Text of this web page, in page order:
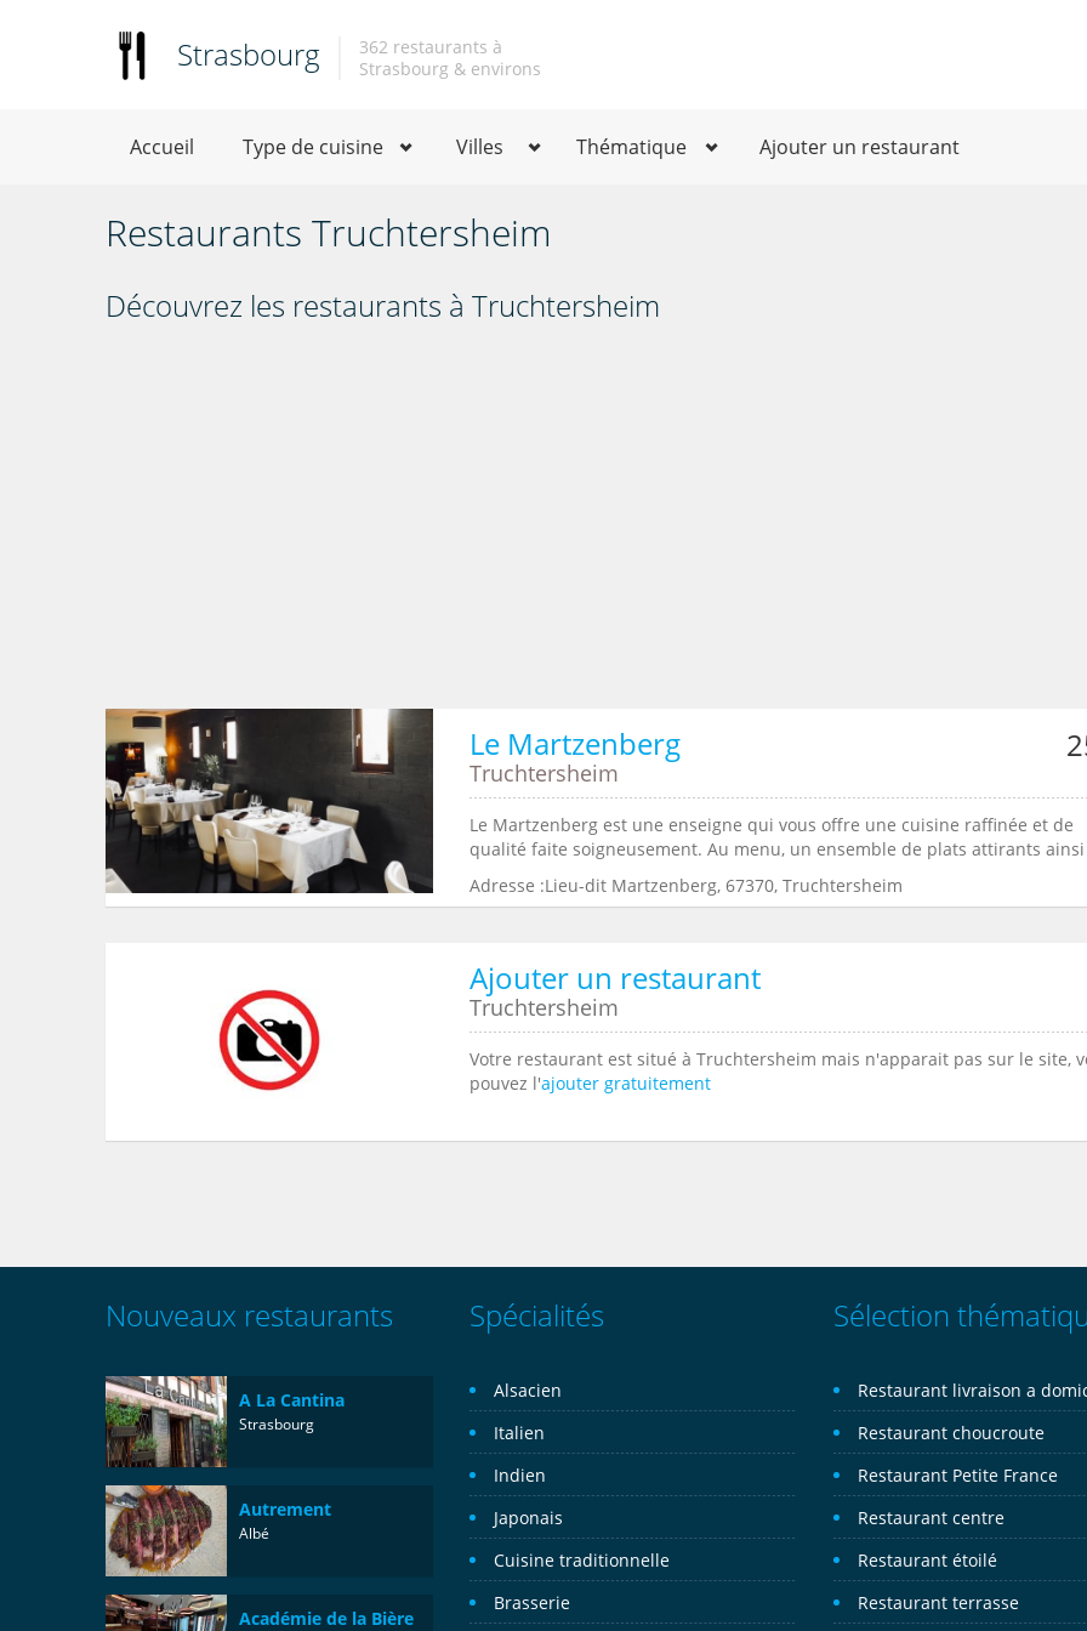
Strasbourg
362 restaurants à
Strasbourg & environs
Accueil Type de cuisine Villes Thématique Ajouter un restaurant
Restaurants Truchtersheim
Découvrez les restaurants à Truchtersheim
Le Martzenberg
Truchtersheim
Le Martzenberg est une enseigne qui vous offre une cuisine raffinée et de
qualité faite soigneusement. Au menu, un ensemble de plats attirants ainsi
Adresse :Lieu-dit Martzenberg, 67370, Truchtersheim
Ajouter un restaurant
Truchtersheim
Votre restaurant est situé à Truchtersheim mais n'apparait pas sur le site,
pouvez l'ajouter gratuitement
Nouveaux restaurants
A La Cantina
Strasbourg
Autrement
Albé
Académie de la Bière
Spécialités
Alsacien
Italien
Indien
Japonais
Cuisine traditionnelle
Brasserie
Sélection
Restaurant livraison a
Restaurant choucroute
Restaurant Petite France
Restaurant centre
Restaurant étoilé
Restaurant terrasse